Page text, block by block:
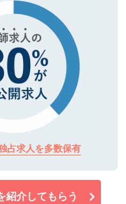
してもご安心ください。
占求人を多数保有
紹介してもらう